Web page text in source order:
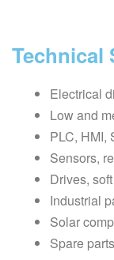
Technical
Electrical
Low and
PLC, HMI,
Sensors,
Drives,
Industrial
Solar
Spare